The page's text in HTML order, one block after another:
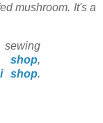
mushroom. It's a
sewing
shop,
shop.